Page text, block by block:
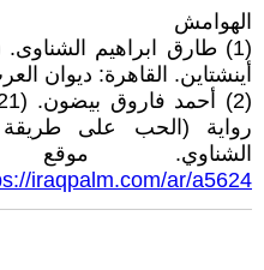
الهوامش
أينشتاين. القاهرة: ديوان
رواية (الحب على طريقة
الشناوي.
iraqpalm.com/ar/a5624